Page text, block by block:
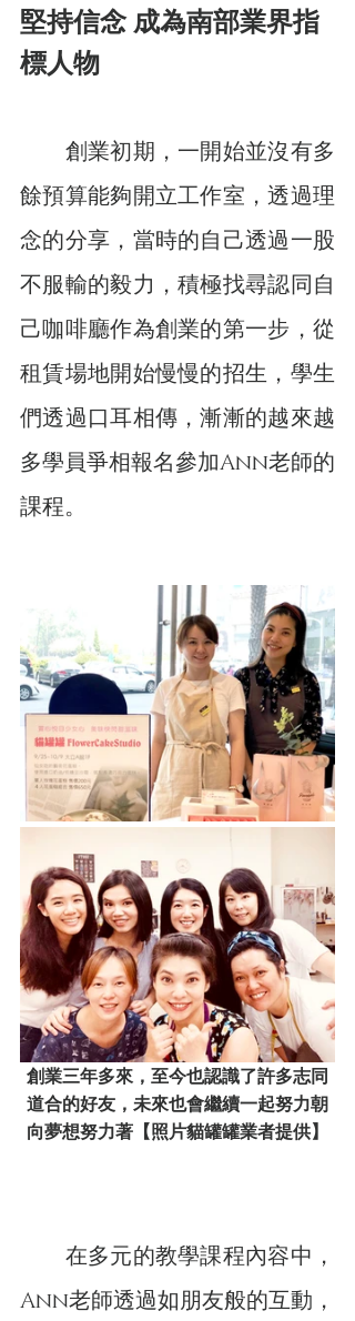
堅持信念 成為南部業界指
標人物
創業初期，一開始並沒有多
餘預算能夠開立工作室，透過理
念的分享，當時的自己透過一股
不服輸的毅力，積極找尋認同自
己咖啡廳作為創業的第一步，從
租賃場地開始慢慢的招生，學生
們透過口耳相傳，漸漸的越來越
多學員爭相報名參加Ann老師的
課程。
創業三年多來，至今也認識了許多志同
道合的好友，未來也會繼續一起努力朝
向夢想努力著【照片貓罐罐業者提供】
在多元的教學課程內容中，
Ann老師透過如朋友般的互動，